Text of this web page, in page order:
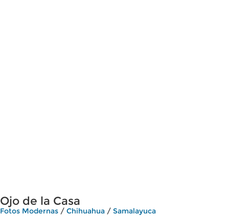
Ojo de la Casa
Fotos Modernas / Chihuahua / Samalayuca